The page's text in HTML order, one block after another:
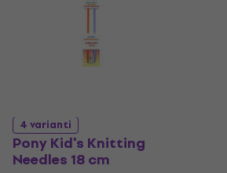
4 varianti
Pony Kid's Knitting
Needles 18 cm